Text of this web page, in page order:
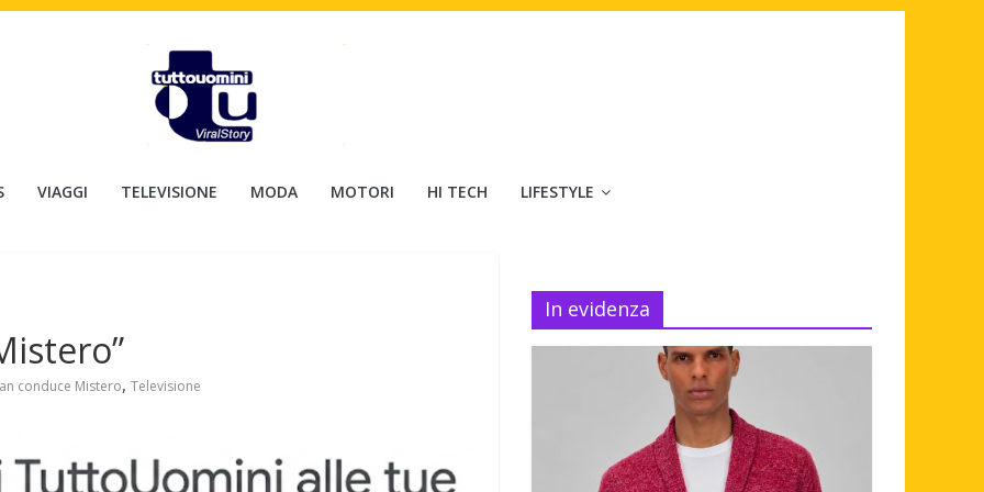
VIAGGI TELEVISIONE MODA MOTORI HI TECH LIFESTYLE
conduce Mistero, Televisione
In evidenza